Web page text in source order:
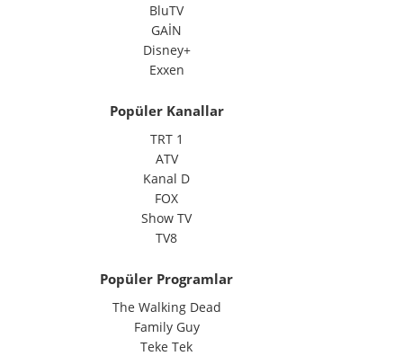
BluTV
GAİN
Disney+
Exxen
Popüler Kanallar
TRT 1
ATV
Kanal D
FOX
Show TV
TV8
Popüler Programlar
The Walking Dead
Family Guy
Teke Tek